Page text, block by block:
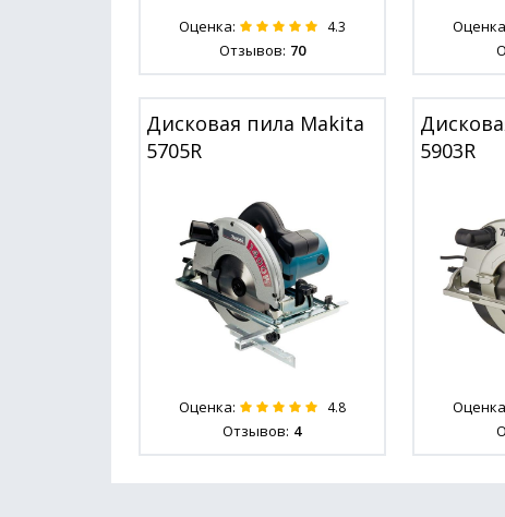
Оценка: 4.3
Отзывов: 70
Дисковая пила Makita
5705R
Оценка: 4.8
Отзывов: 4
5903R